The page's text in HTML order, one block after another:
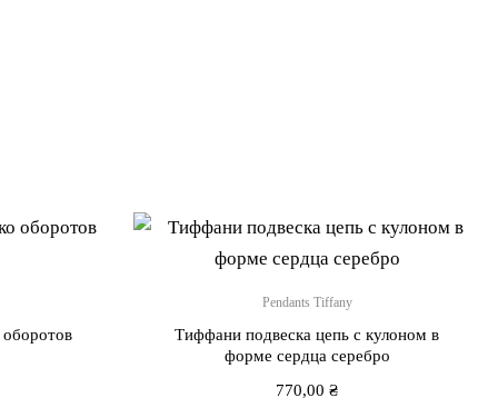
оборотов
Pendants Tiffany
Тиффани подвеска цепь с кулоном в
форме сердца серебро
770,00₴